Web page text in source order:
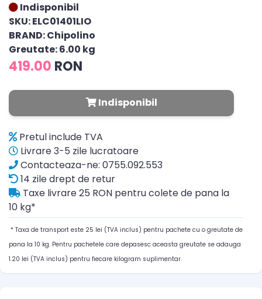
Indisponibil
SKU: ELC01401LIO
BRAND: Chipolino
Greutate: 6.00 kg
419.00 RON
Indisponibil
Pretul include TVA
Livrare 3-5 zile lucratoare
Contacteaza-ne: 0755.092.553
14 zile drept de retur
Taxe livrare 25 RON pentru colete de pana la
10 kg*
* Taxa de transport este 25 lei (TVA inclus) pentru pachete cu o greutate de
pana la 10 kg. Pentru pachetele care depasesc aceasta greutate se adauga
1.20 lei (TVA inclus) pentru fiecare kilogram suplimentar.